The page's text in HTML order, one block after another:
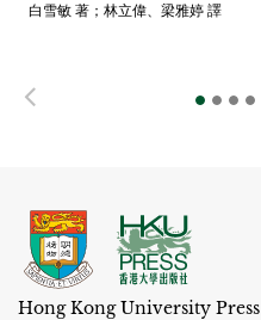
白雪敏 著；林立偉、梁雅婷 譯
Previous
Hong Kong University Press